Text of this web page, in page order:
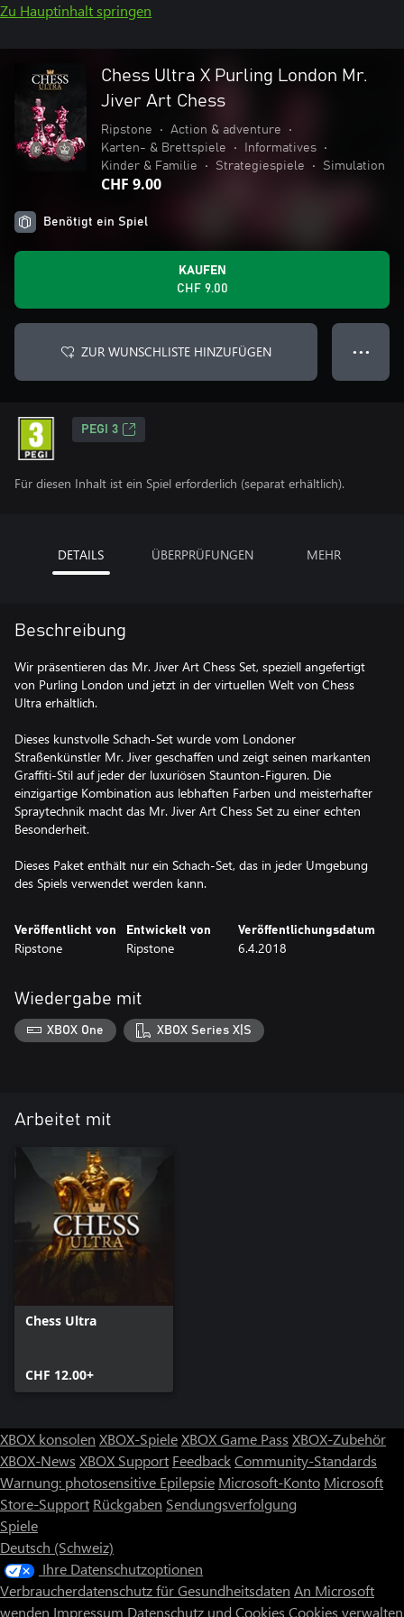
Zu Hauptinhalt springen
Chess Ultra X Purling London Mr.
Jiver Art Chess
Ripstone • Action & adventure
•
Karten- & Brettspiele
• Informatives
•
Kinder & Familie
• Strategiespiele • Simulation
CHF 9.00
Benötigt ein Spiel
KAUFEN
CHF 9.00
ZUR WUNSCHLISTE HINZUFÜGEN ● ● ●
PEGI 3
Für diesen Inhalt ist ein Spiel erforderlich (separat erhältlich).
DETAILS ÜBERPRÜFUNGEN MEHR
Beschreibung
Wir präsentieren das Mr. Jiver Art Chess Set, speziell angefertigt
von Purling London und jetzt in der virtuellen Welt von Chess
Ultra erhältlich.
Dieses kunstvolle Schach-Set wurde vom Londoner
Straßenkünstler Mr. Jiver geschaffen und zeigt seinen markanten
Graffiti-Stil auf jeder der luxuriösen Staunton-Figuren. Die
einzigartige Kombination aus lebhaften Farben und meisterhafter
Spraytechnik macht das Mr. Jiver Art Chess Set zu einer echten
Besonderheit.
Dieses Paket enthält nur ein Schach-Set, das in jeder Umgebung
des Spiels verwendet werden kann.
Veröffentlicht von
Ripstone
Entwickelt von
Ripstone
Veröffentlichungsdatum
6.4.2018
Wiedergabe mit
XBOX One XBOX Series X|S
Arbeitet mit
Chess Ultra
CHF 12.00+
XBOX konsolen XBOX-SpieleXBOX Game Pass XBOX-Zubehör
XBOX-News XBOX Support FeedbackCommunity-Standards
Warnung: photosensitive Epilepsie Microsoft-Konto Microsoft
Store-Support Rückgaben Sendungsverfolgung
Spiele
Deutsch (Schweiz)
Ihre Datenschutzoptionen
Verbraucherdatenschutz für Gesundheitsdaten An Microsoft
wenden Impressum Datenschutz und Cookies Cookies verwalten